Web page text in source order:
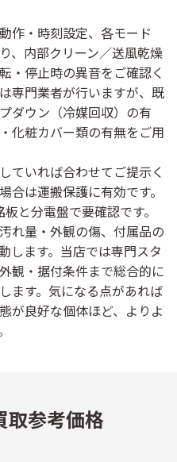
作・時刻設定、 各モード
、 内部クリーン／送風乾燥
・停止時の異音をご確認く
専門業者が行いますが、既
ダウン（冷媒回収）の有
化粧カバー類の有無をご用
ていれば合わせてご提示く
合は運搬保護に有効です。
と分電盤で要確認です。
れ量・外観の傷、付属品の
します。当店では専門スタ
観・据付条件まで総合的に
ます。気になる点があれば
が良好な個体ほど、よりよ
取参考価格